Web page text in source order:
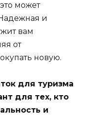
может
и
вам
от
новую.
для туризма
для тех, кто
и